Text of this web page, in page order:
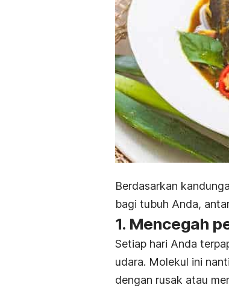
Berdasarkan
bagi tubuh Anda,
1. Mencegah
Setiap hari Anda
udara. Molekul ini
dengan rusak atau